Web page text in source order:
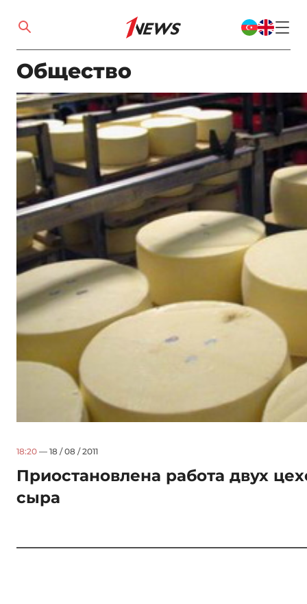
Общество
18:20 — 18 / 08 / 2011
Приостановлена работа двух
сыра